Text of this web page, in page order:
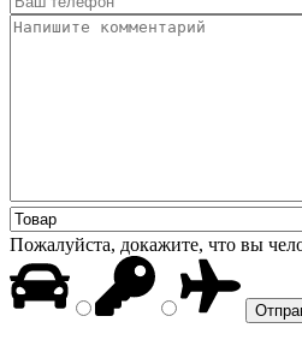
Пожалуйста, докажите, что вы